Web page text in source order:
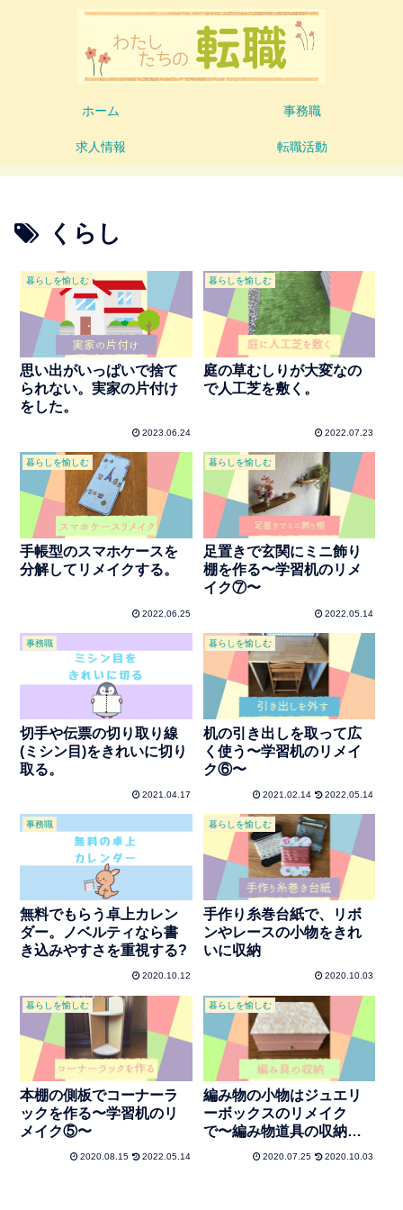
ホーム 事務職
求人情報 転職活動
くらし
暮らしを愉しむ
思い出がいっぱいで捨て
られない。実家の片付け
をした。
2023.06.24
暮らしを愉しむ
庭の草むしりが大変なの
で人工芝を敷く。
2022.07.23
暮らしを愉しむ
手帳型のスマホケースを
分解してリメイクする。
2022.06.25
暮らしを愉しむ
足置きで玄関にミニ飾り
棚を作る〜学習机のリメ
イク⑦〜
2022.05.14
事務職
切手や伝票の切り取り線
(ミシン目)をきれいに切り
取る。
2021.04.17
暮らしを愉しむ
机の引き出しを取って広
く使う〜学習机のリメイ
ク⑥〜
2021.02.14 2022.05.14
事務職
無料でもらう卓上カレン
ダー。ノベルティなら書
き込みやすさを重視する?
2020.10.12
暮らしを愉しむ
手作り糸巻台紙で、リボ
ンやレースの小物をきれ
いに収納
2020.10.03
暮らしを愉しむ
本棚の側板でコーナーラ
ックを作る〜学習机のリ
メイク⑤〜
2020.08.15 2022.05.14
暮らしを愉しむ
編み物の小物はジュエリ
ーボックスのリメイク
で〜編み物道具の収納
2020.07.25 2020.10.03